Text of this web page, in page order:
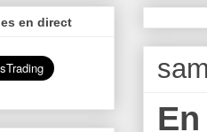
en direct